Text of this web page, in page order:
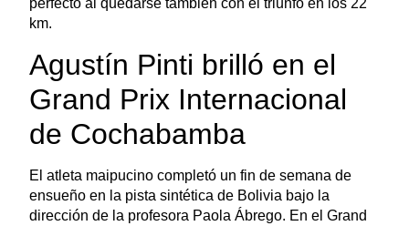
perfecto al quedarse también con el triunfo en los 22
km.
Agustín Pinti brilló en el
Grand Prix Internacional
de Cochabamba
El atleta maipucino completó un fin de semana de
ensueño en la pista sintética de Bolivia bajo la
dirección de la profesora Paola Ábrego. En el Grand